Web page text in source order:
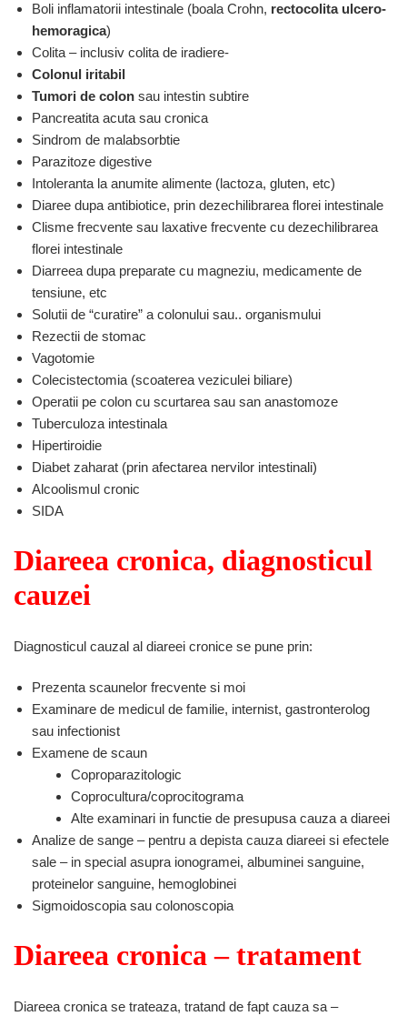
Boli inflamatorii intestinale (boala Crohn, rectocolita ulcero-
hemoragica)
Colita – inclusiv colita de iradiere-
Colonul iritabil
Tumori de colon sau intestin subtire
Pancreatita acuta sau cronica
Sindrom de malabsorbtie
Parazitoze digestive
Intoleranta la anumite alimente (lactoza, gluten, etc)
Diaree dupa antibiotice, prin dezechilibrarea florei intestinale
Clisme frecvente sau laxative frecvente cu dezechilibrarea
florei intestinale
Diarreea dupa preparate cu magneziu, medicamente de
tensiune, etc
Solutii de “curatire” a colonului sau.. organismului
Rezectii de stomac
Vagotomie
Colecistectomia (scoaterea veziculei biliare)
Operatii pe colon cu scurtarea sau san anastomoze
Tuberculoza intestinala
Hipertiroidie
Diabet zaharat (prin afectarea nervilor intestinali)
Alcoolismul cronic
SIDA
Diareea cronica, diagnosticul
cauzei
Diagnosticul cauzal al diareei cronice se pune prin:
Prezenta scaunelor frecvente si moi
Examinare de medicul de familie, internist, gastronterolog
sau infectionist
Examene de scaun
Coproparazitologic
Coprocultura/coprocitograma
Alte examinari in functie de presupusa cauza a diareei
Analize de sange – pentru a depista cauza diareei si efectele
sale – in special asupra ionogramei, albuminei sanguine,
proteinelor sanguine, hemoglobinei
Sigmoidoscopia sau colonoscopia
Diareea cronica – tratament
Diareea cronica se trateaza, tratand de fapt cauza sa –